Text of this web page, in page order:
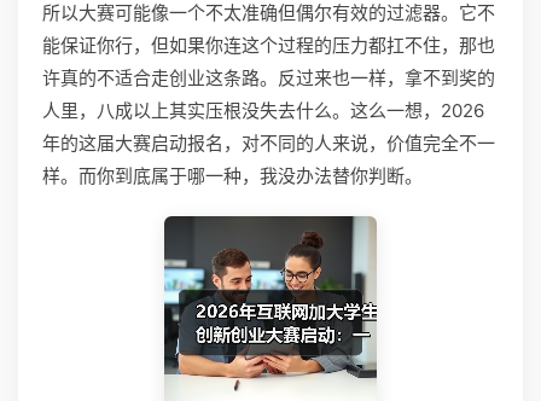
所以大赛可能像一个不太准确但偶尔有效的过滤器。它不
能保证你行，但如果你连这个过程的压力都扛不住，那也
许真的不适合走创业这条路。反过来也一样，拿不到奖的
人里，八成以上其实压根没失去什么。这么一想，2026
年的这届大赛启动报名，对不同的人来说，价值完全不一
样。而你到底属于哪一种，我没办法替你判断。